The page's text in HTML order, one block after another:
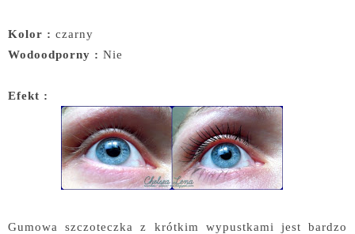
Kolor : czarny
Wodoodporny : Nie
Efekt :
Gumowa szczoteczka z krótkim wypustkami jest bardzo